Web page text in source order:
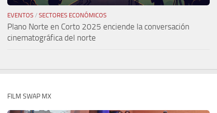
EVENTOS / SECTORES ECONÓMICOS
Plano Norte en Corto 2025 enciende la conversación
cinematográfica del norte
FILM SWAP MX